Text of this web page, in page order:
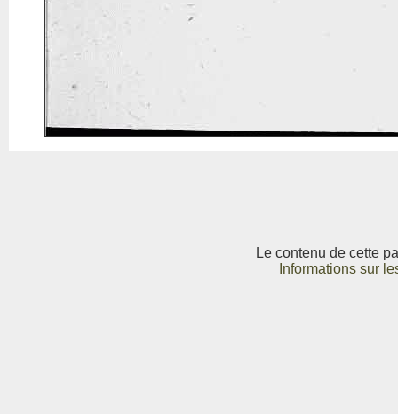
Le contenu de cette
Informations sur